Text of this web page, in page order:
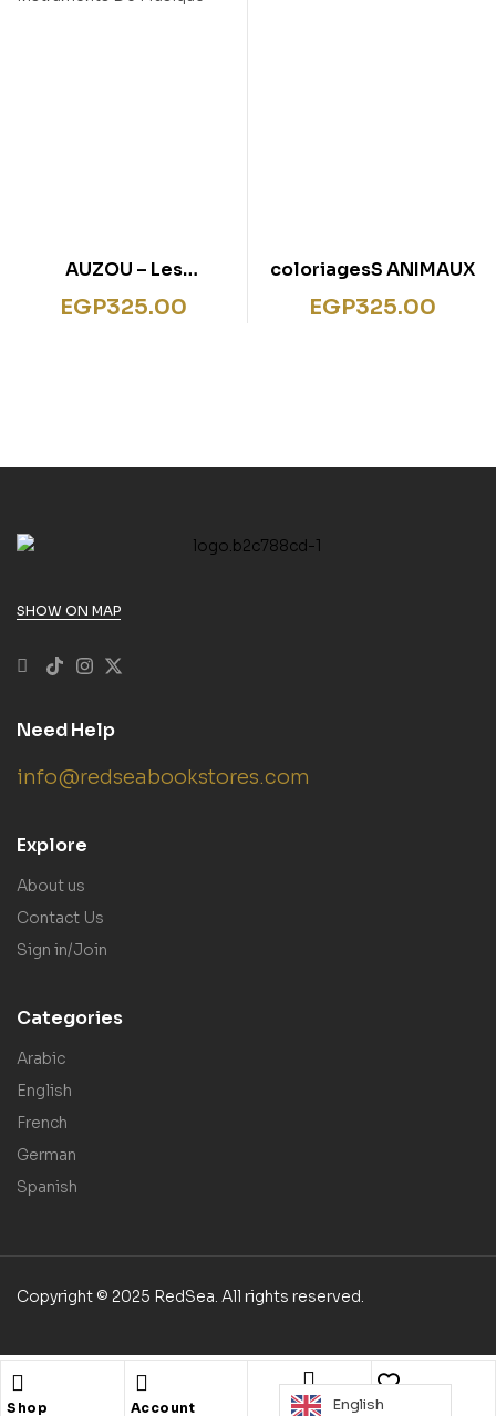
AUZOU – Les
Instruments De
Musique –
EGP325.00
coloriagesS ANIMAUX
EGP325.00
Shop Account Search Wishlist
SHOW ON MAP
Need Help
info@redseabookstores.com
Explore
About us
Contact Us
Sign in/Join
Categories
Arabic
English
French
German
Spanish
Copyright © 2025 RedSea. All rights reserved.
English